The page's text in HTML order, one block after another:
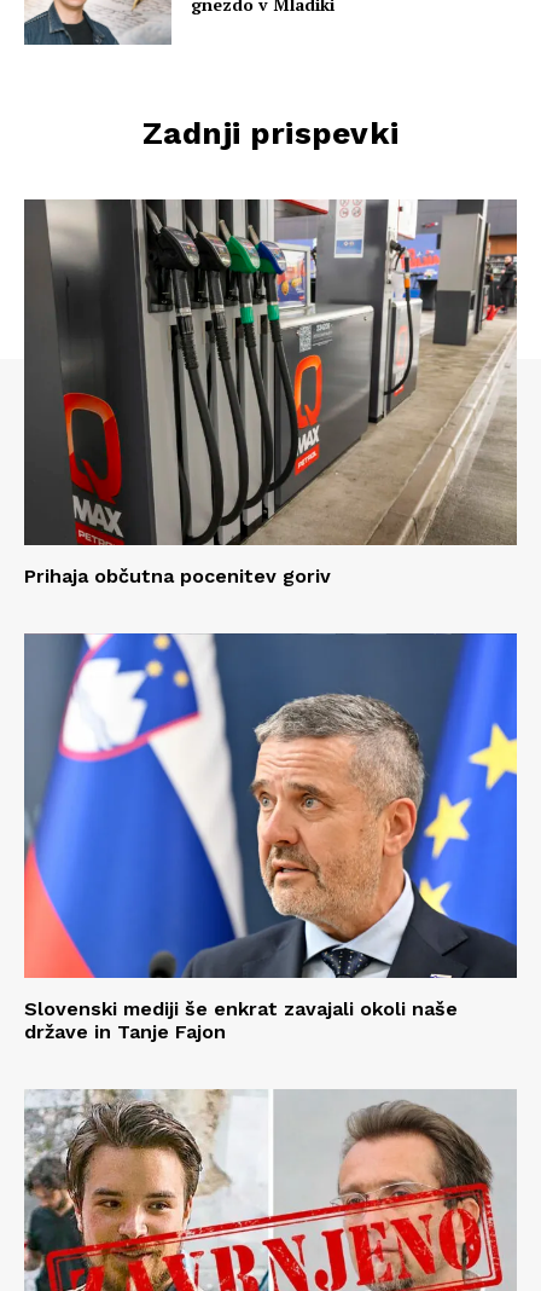
gnezdo v Mladiki
Zadnji prispevki
Prihaja občutna pocenitev goriv
Slovenski mediji še enkrat zavajali okoli naše
države in Tanje Fajon